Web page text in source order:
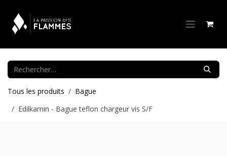
Tous les produits
Bague
Edilkamin - Bague teflon chargeur vis S/F